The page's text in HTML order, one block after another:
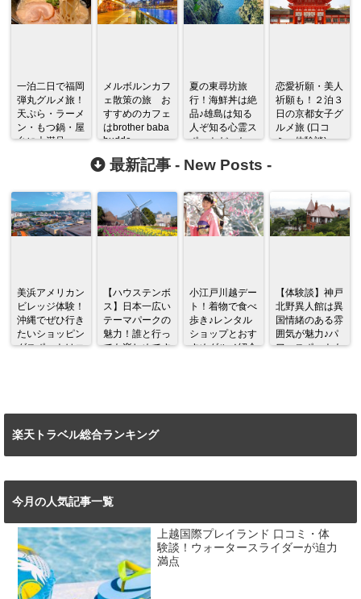
一泊二日で福岡
弾丸グルメ旅！
天ぷら・ラーメ
ン・もつ鍋・屋
台に大満足
メルボルンカフ
ェ散策の旅 お
すすめのカフェ
はbrother baba
budda
夏の東尋坊旅
行！海鮮丼は絶
品♪雄島は知る
人ぞ知る心霊ス
ポットだった
談)
恋愛祈願・美人
祈願も！２泊３
日の京都女子グ
ルメ旅 (口コ
ミ・体験談)
最新記事 - New Posts -
美浜アメリカン
ビレッジ体験！
沖縄でぜひ行き
たいショッピン
グスポットはコ
【ハウステンボ
ス】日本一広い
テーマパークの
魅力！誰と行っ
ても楽しめてす
小江戸川越デー
ト！着物で食べ
歩き♪レンタル
ショップとおす
すめグルメ紹介
【体験談】神戸
北野異人館は異
国情緒のある雰
囲気が魅力♪パ
ワースポットも
楽天トラベル総合ランキング
今月の人気記事一覧
上越国際プレイランド 口コミ・体
験談！ウォータースライダーが迫力
満点